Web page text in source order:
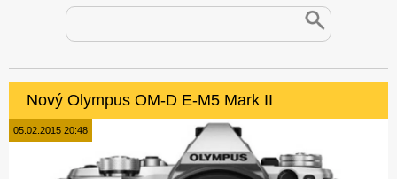
Nový Olympus OM-D E-M5 Mark II
05.02.2015 20:48